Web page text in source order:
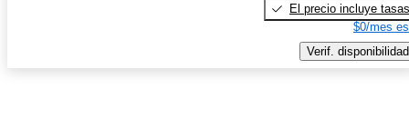
El precio incluye tasas
$0/mes
Verif. disponibilidad